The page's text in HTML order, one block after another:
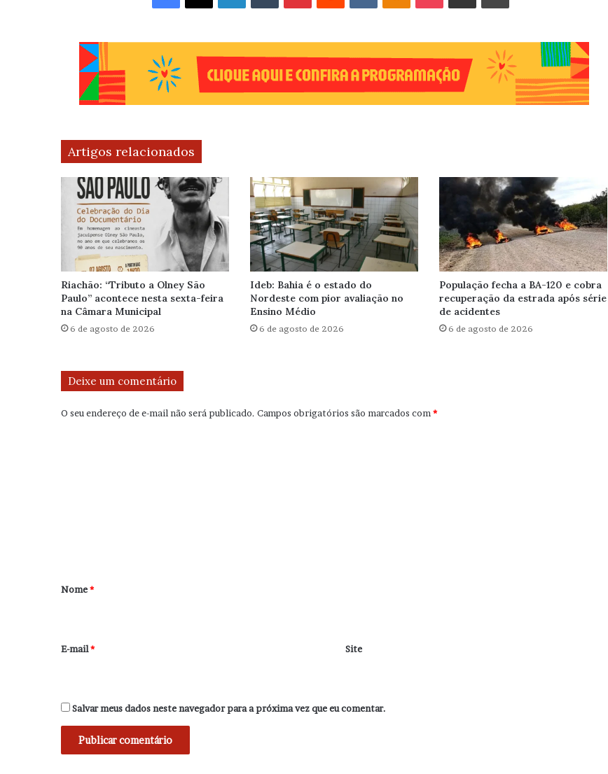
Artigos relacionados
Riachão: “Tributo a Olney São
Paulo” acontece nesta sexta-feira
na Câmara Municipal
6 de agosto de 2026
Ideb: Bahia é o estado do
Nordeste com pior avaliação no
Ensino Médio
6 de agosto de 2026
População fecha a BA-120 e cobra
recuperação da estrada após série
de acidentes
6 de agosto de 2026
Deixe um comentário
O seu endereço de e-mail não será publicado. Campos obrigatórios são marcados com *
r
*
Nome*
E-mail* Site
Salvar meus dados neste navegador para a próxima vez que eu comentar.